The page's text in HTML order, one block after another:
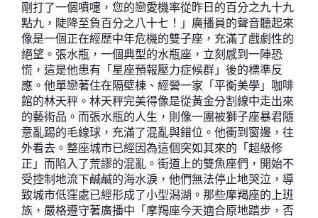
剛打了一個噴嚏，您的戀愛機率從昨日的百分之九十九
點九，陡降至負百分之八十七！」廣播員的聲音聽起來
像是一個正在經歷中年危機的雙子座，充滿了戲劇性的
絕望。張水瓶，一個典型的水瓶座，立刻感到一陣恐
慌，這是他患有「星座預報壓力症候群」後的標準反
應。他單戀著住在隔壁棟、經營一家「平衡美學」咖啡
館的林天秤。林天秤完美得像是從黃金分割線中走出來
的藝術品。而張水瓶的人生，則像一團被獅子座暴君隨
意亂踢的毛線球，充滿了混亂與錯位。他衝到窗邊，往
外看去。整座城市已經因為這個突如其來的「超級修
正」而陷入了荒謬的混亂。街道上的雙魚座們，開始不
受控制地流下鹹鹹的海水淚，他們無法停止地哭泣，導
致城市低窪處已經形成了小型潟湖。那些摩羯座的上班
族，嚴格遵守著廣播中「摩羯座今天適合原地踏步，否